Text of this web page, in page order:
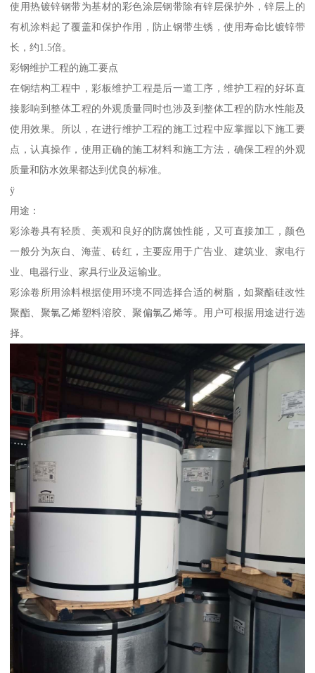
使用热镀锌钢带为基材的彩色涂层钢带除有锌层保护外，锌层上的
有机涂料起了覆盖和保护作用，防止钢带生锈，使用寿命比镀锌带
长，约1.5倍。
彩钢维护工程的施工要点
在钢结构工程中，彩板维护工程是后一道工序，维护工程的好坏直
接影响到整体工程的外观质量同时也涉及到整体工程的防水性能及
使用效果。所以，在进行维护工程的施工过程中应掌握以下施工要
点，认真操作，使用正确的施工材料和施工方法，确保工程的外观
质量和防水效果都达到优良的标准。
ÿ
用途：
彩涂卷具有轻质、美观和良好的防腐蚀性能，又可直接加工，颜色
一般分为灰白、海蓝、砖红，主要应用于广告业、建筑业、家电行
业、电器行业、家具行业及运输业。
彩涂卷所用涂料根据使用环境不同选择合适的树脂，如聚酯硅改性
聚酯、聚氯乙烯塑料溶胶、聚偏氯乙烯等。用户可根据用途进行选
择。